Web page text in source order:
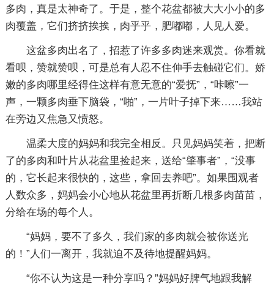
多肉，真是太神奇了。于是，整个花盆都被大大小小的多
肉覆盖，它们挤挤挨挨，肉乎乎，肥嘟嘟，人见人爱。
这盆多肉出名了，招惹了许多多肉迷来观赏。你看就
看呗，赞就赞呗，可是总有人忍不住伸手去触碰它们。娇
嫩的多肉哪里经得住这样有意无意的“爱抚”，“咔嚓”一
声，一颗多肉垂下脑袋，“啪”，一片叶子掉下来……我站
在旁边又焦急又愤怒。
温柔大度的妈妈和我完全相反。只见妈妈笑着，把断
了的多肉和叶片从花盆里捡起来，送给“肇事者”，“没事
的，它长起来很快的，这些，拿回去养吧”。如果围观者
人数众多，妈妈会小心地从花盆里再折断几根多肉苗苗，
分给在场的每个人。
“妈妈，要不了多久，我们家的多肉就会被你送光
的！”人们一离开，我就迫不及待地提醒妈妈。
“你不认为这是一种分享吗？”妈妈好脾气地跟我解